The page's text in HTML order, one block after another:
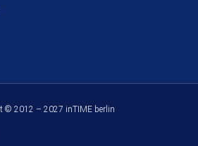
© 2012 – 2027 inTIME berlin